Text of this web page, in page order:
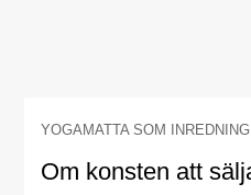
YOGAMATTA SOM INREDNING
Om konsten att